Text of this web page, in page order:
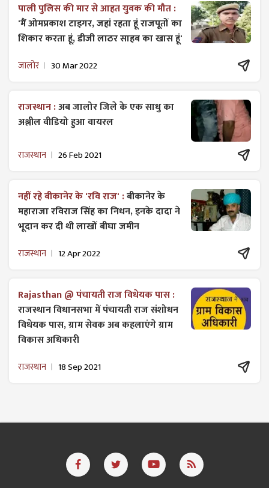
पाली पुलिस की मार से आहत युवक की मौत :
'मैं ओमप्रकाश टाइगर, जहां रहता हूं राजपूतों का
शिकार करता हूं, डीजी लाठर साहब का खास हूं'
जालोर 30 Mar 2022
राजस्थान :अब जालोर जिले के एक साधु का
अश्लील वीडियो हुआ वायरल
राजस्थान 26 Feb 2021
नहीं रहे बीकानेर के 'रवि राज' :बीकानेर के
महाराजा रविराज सिंह का निधन, इनके दादा ने
भूदान कर दी थी लाखों बीघा जमीन
राजस्थान 12 Apr 2022
Rajasthan @ पंचायती राज विधेयक पास :
राजस्थान विधानसभा में पंचायती राज ​संशोधन
विधेयक पास, ग्राम सेवक अब कहलाएंगे ग्राम
विकास अधिकारी
राजस्थान 18 Sep 2021